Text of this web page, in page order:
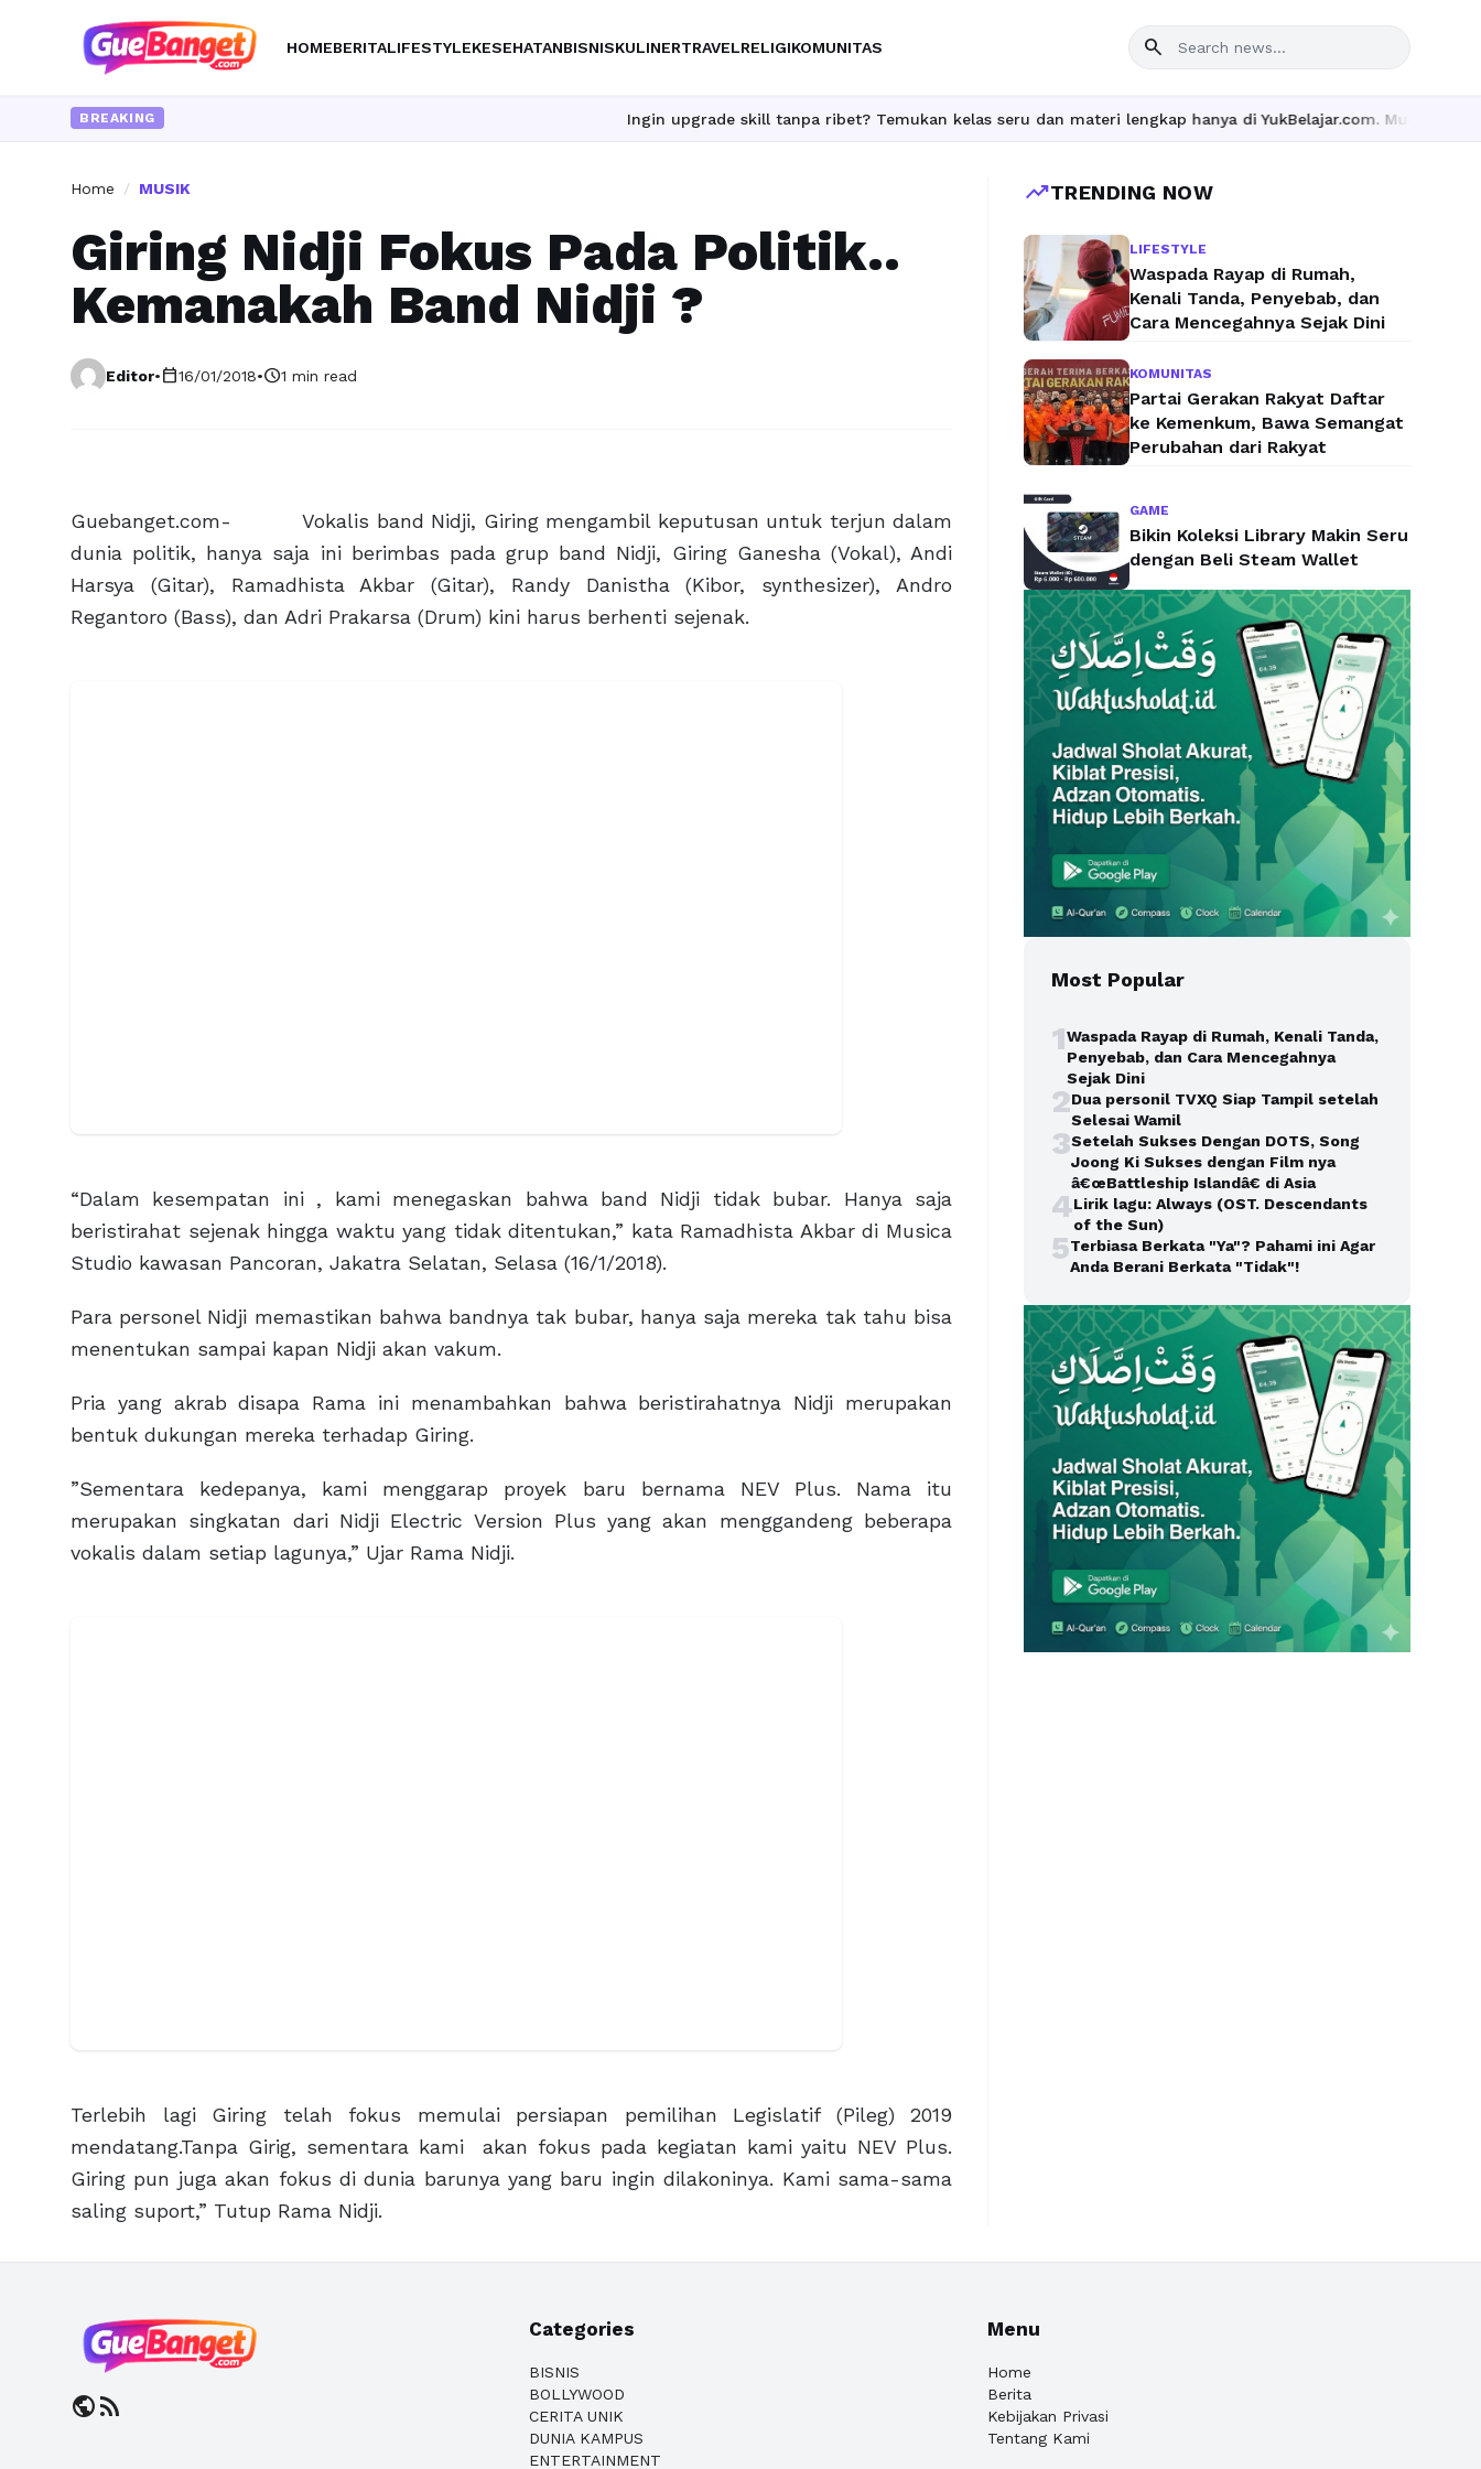
HOMEBERITALIFESTYLEKESEHATANBISNISKULINERTRAVELRELIGIKOMUNITAS search
BREAKING Ingin upgrade skill tanpa ribet? Temukan kelas seru dan materi lengkap hanya di YukBelajar.com. Mulai langkah
Home / MUSIK
Giring Nidji Fokus Pada Politik..
Kemanakah Band Nidji ?
Editor•calendar_today16/01/2018•schedule1 min read
Guebanget.com- Vokalis band Nidji, Giring mengambil keputusan untuk terjun dalam
dunia politik, hanya saja ini berimbas pada grup band Nidji, Giring Ganesha (Vokal), Andi
Harsya (Gitar), Ramadhista Akbar (Gitar), Randy Danistha (Kibor, synthesizer), Andro
Regantoro (Bass), dan Adri Prakarsa (Drum) kini harus berhenti sejenak.
“Dalam kesempatan ini , kami menegaskan bahwa band Nidji tidak bubar. Hanya saja
beristirahat sejenak hingga waktu yang tidak ditentukan,” kata Ramadhista Akbar di Musica
Studio kawasan Pancoran, Jakatra Selatan, Selasa (16/1/2018).
Para personel Nidji memastikan bahwa bandnya tak bubar, hanya saja mereka tak tahu bisa
menentukan sampai kapan Nidji akan vakum.
Pria yang akrab disapa Rama ini menambahkan bahwa beristirahatnya Nidji merupakan
bentuk dukungan mereka terhadap Giring.
”Sementara kedepanya, kami menggarap proyek baru bernama NEV Plus. Nama itu
merupakan singkatan dari Nidji Electric Version Plus yang akan menggandeng beberapa
vokalis dalam setiap lagunya,” Ujar Rama Nidji.
Terlebih lagi Giring telah fokus memulai persiapan pemilihan Legislatif (Pileg) 2019
mendatang.Tanpa Girig, sementara kami akan fokus pada kegiatan kami yaitu NEV Plus.
Giring pun juga akan fokus di dunia barunya yang baru ingin dilakoninya. Kami sama-sama
saling suport,” Tutup Rama Nidji.
trending_upTRENDING NOW
LIFESTYLE
Waspada Rayap di Rumah,
Kenali Tanda, Penyebab, dan
Cara Mencegahnya Sejak Dini
KOMUNITAS
Partai Gerakan Rakyat Daftar
ke Kemenkum, Bawa Semangat
Perubahan dari Rakyat
GAME
Bikin Koleksi Library Makin Seru
dengan Beli Steam Wallet
Most Popular
1Waspada Rayap di Rumah, Kenali Tanda,
Penyebab, dan Cara Mencegahnya
Sejak Dini
2Dua personil TVXQ Siap Tampil setelah
Selesai Wamil
3Setelah Sukses Dengan DOTS, Song
Joong Ki Sukses dengan Film nya
â€œBattleship Islandâ€ di Asia
4Lirik lagu: Always (OST. Descendants
of the Sun)
5Terbiasa Berkata "Ya"? Pahami ini Agar
Anda Berani Berkata "Tidak"!
publicrss_feed
Categories
BISNIS
BOLLYWOOD
CERITA UNIK
DUNIA KAMPUS
ENTERTAINMENT
Menu
Home
Berita
Kebijakan Privasi
Tentang Kami